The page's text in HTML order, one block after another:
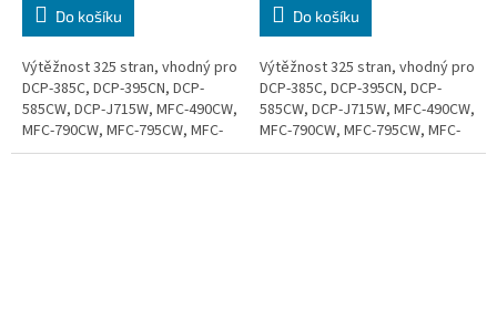
Do košíku
Výtěžnost 325 stran, vhodný pro
DCP-385C, DCP-395CN, DCP-
585CW, DCP-J715W, MFC-490CW,
MFC-790CW, MFC-795CW, MFC-
990CW, MFC-5490CN, DCP-
Do košíku
Výtěžnost 325 stran, vhodný pro
DCP-385C, DCP-395CN, DCP-
585CW, DCP-J715W, MFC-490CW,
MFC-790CW, MFC-795CW, MFC-
990CW, MFC-5490CN, DCP-